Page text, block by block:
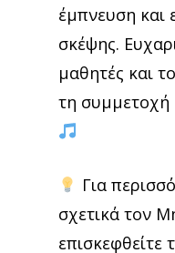
έμπνευση και
σκέψης.
μαθητές και
τη συμμετοχή
Για
σχετικά τον
επισκεφθείτε